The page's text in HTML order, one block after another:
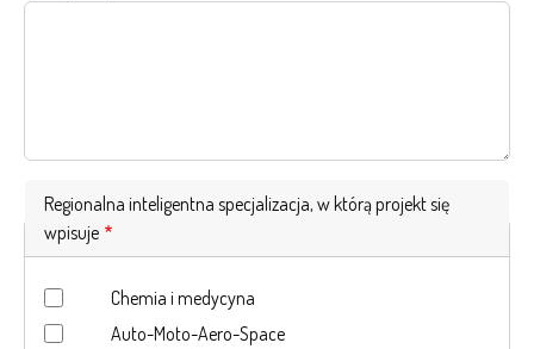
Regionalna inteligentna specjalizacja, w którą projekt się
wpisuje
Chemia i medycyna
Auto-Moto-Aero-Space